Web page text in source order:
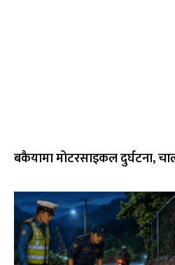
बकैयामा मोटरसाइकल दुर्घटना,